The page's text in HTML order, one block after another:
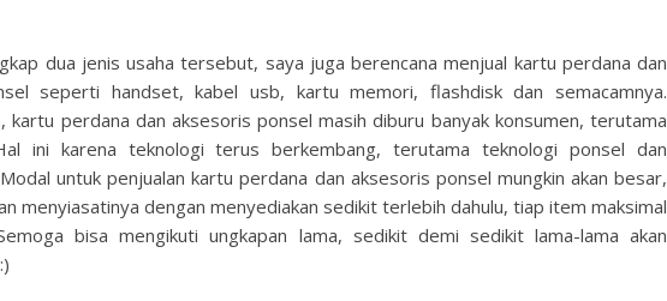
dua jenis usaha tersebut, saya juga berencana menjual kartu perdana dan
seperti handset, kabel usb, kartu memori, flashdisk dan semacamnya.
kartu perdana dan aksesoris ponsel masih diburu banyak konsumen, terutama
ini karena teknologi terus berkembang, terutama teknologi ponsel dan
untuk penjualan kartu perdana dan aksesoris ponsel mungkin akan besar,
menyiasatinya dengan menyediakan sedikit terlebih dahulu, tiap item maksimal
bisa mengikuti ungkapan lama, sedikit demi sedikit lama-lama akan